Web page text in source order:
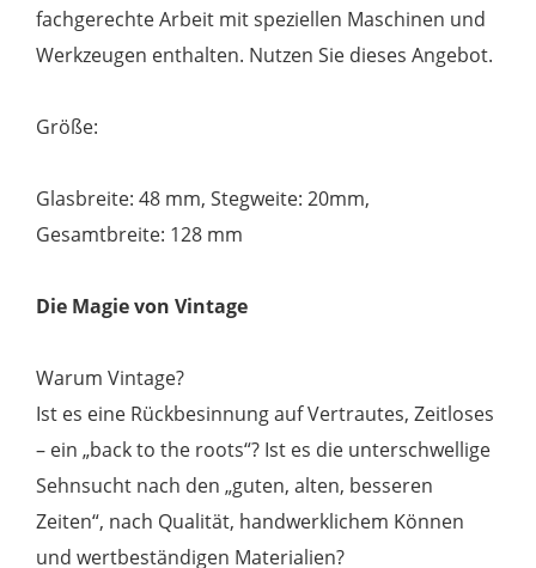
fachgerechte Arbeit mit speziellen Maschinen und
Werkzeugen enthalten. Nutzen Sie dieses Angebot.
Größe:
Glasbreite: 48 mm, Stegweite: 20mm,
Gesamtbreite: 128 mm
Die Magie von Vintage
Warum Vintage?
Ist es eine Rückbesinnung auf Vertrautes, Zeitloses
– ein „back to the roots“? Ist es die unterschwellige
Sehnsucht nach den „guten, alten, besseren
Zeiten“, nach Qualität, handwerklichem Können
und wertbeständigen Materialien?